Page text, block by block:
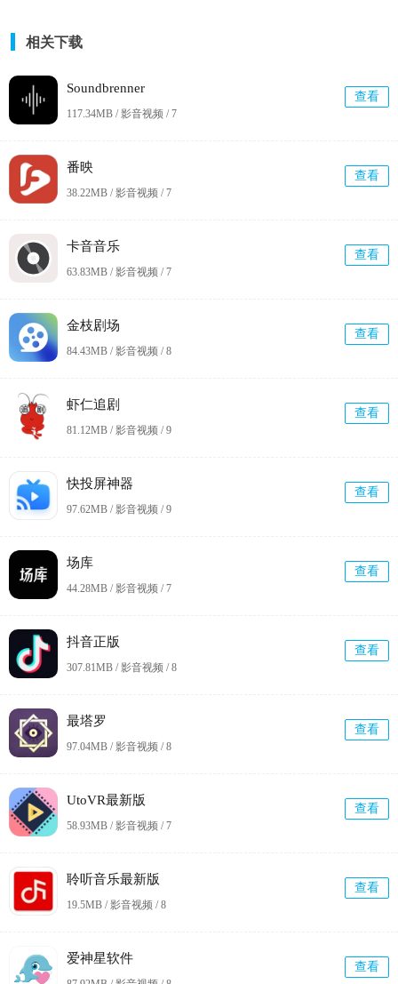
相关下载
Soundbrenner
117.34MB / 影音视频 /7
查看
番映
38.22MB / 影音视频 /7
查看
卡音音乐
63.83MB / 影音视频 /7
查看
金枝剧场
84.43MB / 影音视频 /8
查看
虾仁追剧
81.12MB / 影音视频 /9
查看
快投屏神器
97.62MB / 影音视频 /9
查看
场库
44.28MB / 影音视频 /7
查看
抖音正版
307.81MB / 影音视频 /8
查看
最塔罗
97.04MB / 影音视频 /8
查看
UtoVR最新版
58.93MB / 影音视频 /7
查看
聆听音乐最新版
19.5MB / 影音视频 /8
查看
爱神星软件
查看